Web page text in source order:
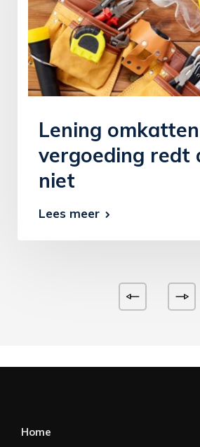
Lening
vergoeding redt
niet
Lees meer
Home